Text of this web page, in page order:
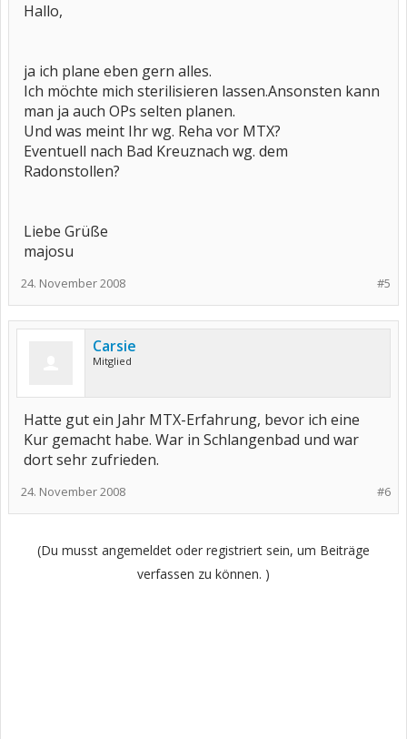
Hallo,
ja ich plane eben gern alles.
Ich möchte mich sterilisieren lassen.Ansonsten kann
man ja auch OPs selten planen.
Und was meint Ihr wg. Reha vor MTX?
Eventuell nach Bad Kreuznach wg. dem
Radonstollen?
Liebe Grüße
majosu
#5
24. November 2008
Carsie
Mitglied
Hatte gut ein Jahr MTX-Erfahrung, bevor ich eine
Kur gemacht habe. War in Schlangenbad und war
dort sehr zufrieden.
#6
24. November 2008
(Du musst angemeldet oder registriert sein, um Beiträge
verfassen zu können. )